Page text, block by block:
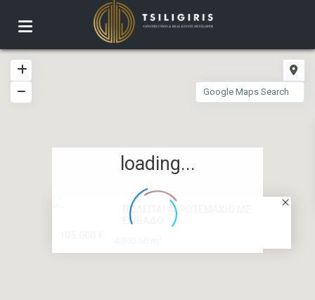
ΠΩΛΕΙΤΑΙ ΑΓΡΟΤΕΜΑΧΙΟ ΜΕ
ΕΜΒΑΔΟ...
loading...